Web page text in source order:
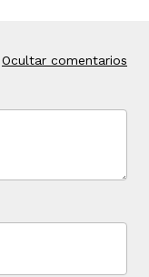
Ocultar comentarios